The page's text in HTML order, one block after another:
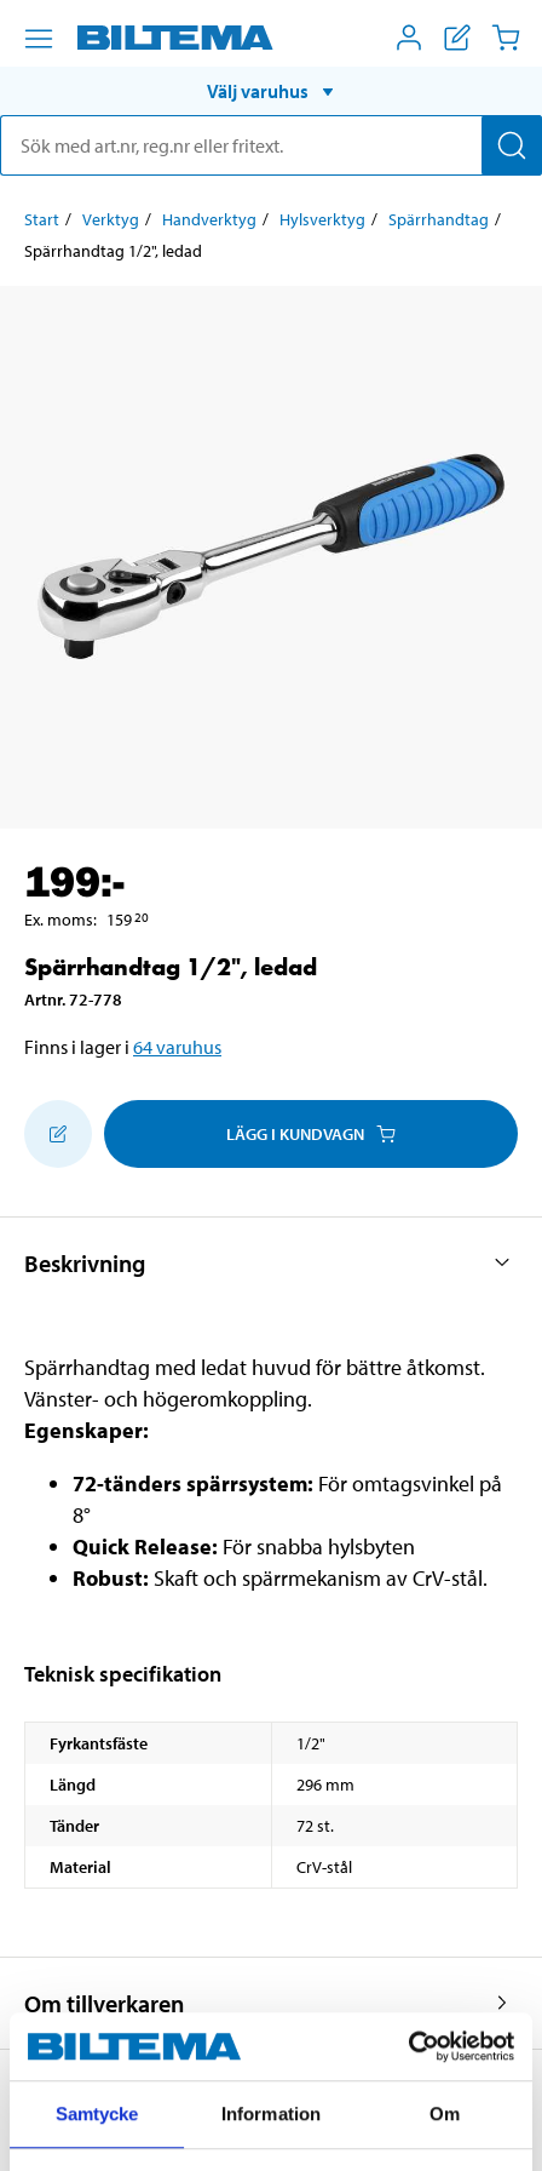
Samtycke Information Om
Välj varuhus
Start Verktyg Handverktyg Hylsverktyg
Spärrhandtag
Spärrhandtag 1/2", ledad
199:-
Ex. moms: 15920
Spärrhandtag 1/2", ledad
Artnr.72-778
Finns i lager i 64varuhus
LÄGG I KUNDVAGN
Beskrivning
Spärrhandtag med ledat huvud för bättre åtkomst.
Vänster- och högeromkoppling.
Egenskaper:
72-tänders spärrsystem: För omtagsvinkel på
8°
Quick Release: För snabba hylsbyten
Robust: Skaft och spärrmekanism av CrV-stål.
Teknisk specifikation
Fyrkantsfäste
1/2"
Längd
296 mm
Tänder
72 st.
Material
CrV-stål
Om tillverkaren
Köp & Hämta